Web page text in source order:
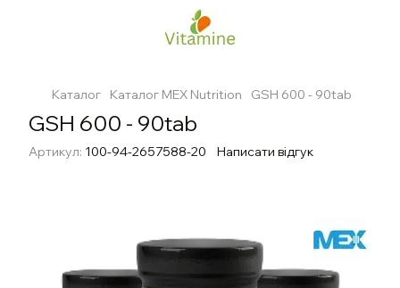
Каталог Каталог MEX Nutrition GSH 600 - 90tab
GSH 600 - 90tab
Артикул: 100-94-2657588-20 Написати відгук